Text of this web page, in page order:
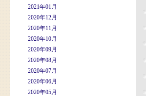
2021年01月
2020年12月
2020年11月
2020年10月
2020年09月
2020年08月
2020年07月
2020年06月
2020年05月